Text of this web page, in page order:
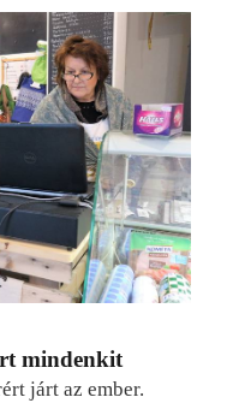
mindenkit
járt az ember.